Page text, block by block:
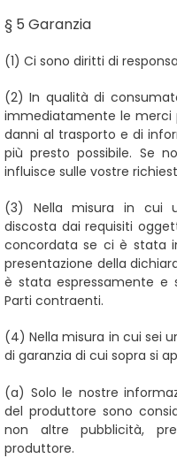
§ 5 Garanzia
(1) Ci sono diritti di
(2) In qualità di
immediatamente le merci
danni al trasporto e di
più presto possibile. Se
influisce sulle vostre
(3) Nella misura in cui
discosta dai requisiti
concordata se ci è stata
presentazione della
è stata espressamente e
Parti contraenti.
(4) Nella misura in cui sei
di garanzia di cui sopra si
(a) Solo le nostre
del produttore sono
non altre pubblicità,
produttore.